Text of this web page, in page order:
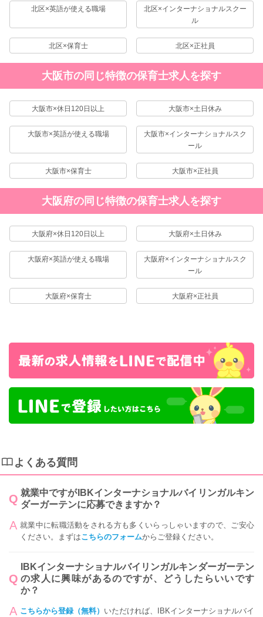
北区×英語が使える職場
北区×インターナショナルスクー
ル
北区×保育士 北区×正社員
大阪市の同じ特徴の保育士求人を探す
大阪市×休日120日以上 大阪市×土日休み
大阪市×英語が使える職場
大阪市×インターナショナルスク
ール
大阪市×保育士 大阪市×正社員
大阪府の同じ特徴の保育士求人を探す
大阪府×休日120日以上 大阪府×土日休み
大阪府×英語が使える職場
大阪府×インターナショナルスク
ール
大阪府×保育士 大阪府×正社員
よくある質問
就業中ですがIBKインターナショナルバイリンガルキン
ダーガーテンに応募できますか？
就業中に転職活動をされる方も多くいらっしゃいますので、ご安心
ください。まずはこちらのフォームからご登録ください。
IBKインターナショナルバイリンガルキンダーガーテン
の求人に興味があるのですが、どうしたらいいです
か？
こちらから登録（無料） いただければ、IBKインターナショナルバイ